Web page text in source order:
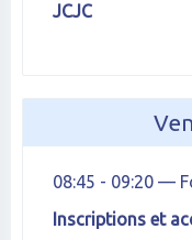
JCJC
08:45 - 09:20 —
Inscriptions et